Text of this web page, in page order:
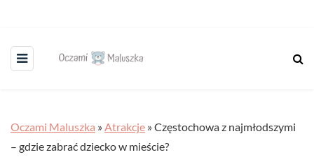
Oczami Maluszka »Atrakcje »Częstochowa z najmłodszymi
– gdzie zabrać dziecko w mieście?